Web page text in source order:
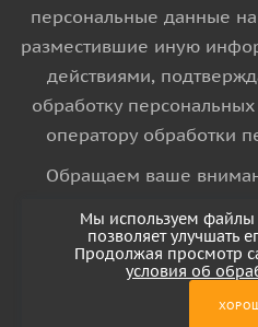
персональные данные
разместившие иную
действиями,
обработку
оператору обработки
Обращаем ваше
информационный
условиях
Мы используем файлы
позволяет улучшать
Продолжая просмотр
условия об